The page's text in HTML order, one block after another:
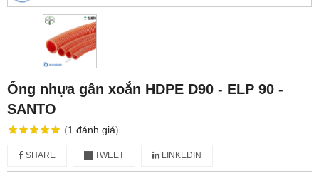
Ống nhựa gân xoắn HDPE D90 - ELP 90 -
SANTO
(1 đánh giá)
SHARE TWEET LINKEDIN